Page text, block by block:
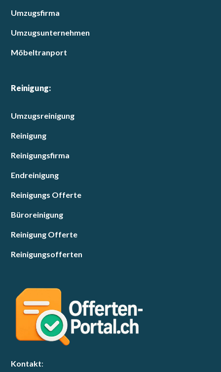
Umzugsfirma
Umzugsunternehmen
Möbeltranport
Reinigung:
Umzugsreinigung
Reinigung
Reinigungsfirma
Endreinigung
Reinigungs Offerte
Büroreinigung
Reinigung Offerte
Reinigungsofferten
Kontakt: